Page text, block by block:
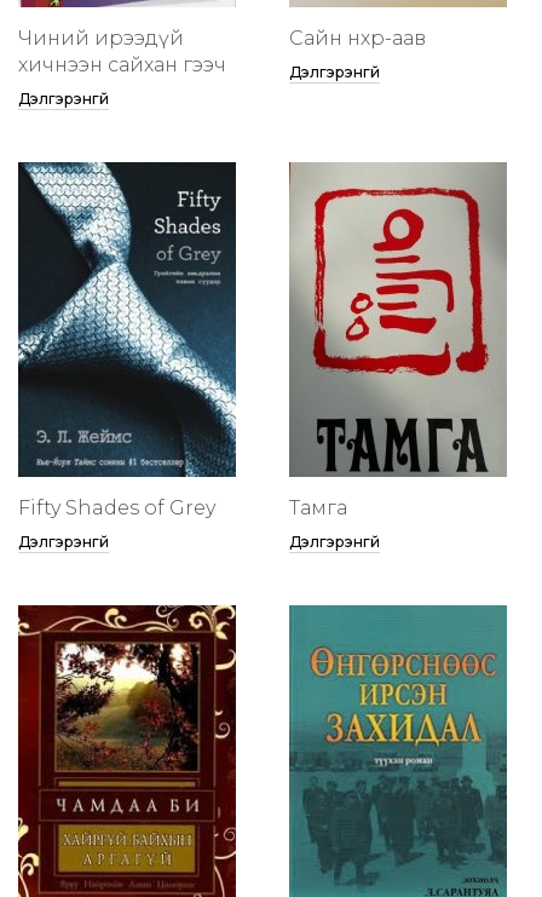
Чиний ирээдүй
хичнээн сайхан гээч
Дэлгэрэнгүй
Сайн нөхөр-аав
Дэлгэрэнгүй
Fifty Shades of Grey
Дэлгэрэнгүй
Тамга
Дэлгэрэнгүй